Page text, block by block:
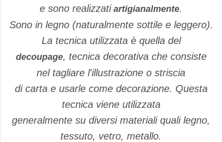
e sono realizzatiartigianalmente.
Sono in legno (naturalmente sottile e leggero).
La tecnica utilizzata è quella del
decoupage, tecnica decorativa che consiste
nel tagliare l'illustrazione o striscia
di carta e usarle come decorazione. Questa
tecnica viene utilizzata
generalmente su diversi materiali quali legno,
tessuto, vetro, metallo.